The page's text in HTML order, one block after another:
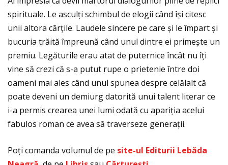
spirituale. Le asculţi schimbul de elogii când își citesc
unii altora cărţile. Laudele sincere pe care și le împart și
bucuria trăită împreună când unul dintre ei primește un
premiu. Legăturile erau atat de puternice încât nu îţi
vine să crezi că s-a putut rupe o prietenie între doi
oameni mai ales când unul spunea despre celălalt că
poate deveni un demiurg datorită unui talent literar ce
i-a permis crearea unei lumi odată cu apariţia acelui
fabulos roman ce avea să traverseze generaţii.
Poţi comanda volumul de pe site-ul Editurii Lebăda